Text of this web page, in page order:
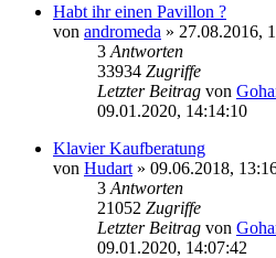
Habt ihr einen Pavillon ?
von andromeda » 27.08.2016,
3 Antworten
33934 Zugriffe
Letzter Beitrag von
09.01.2020, 14:14:10
Klavier Kaufberatung
von Hudart » 09.06.2018,
3 Antworten
21052 Zugriffe
Letzter Beitrag von
09.01.2020, 14:07:42